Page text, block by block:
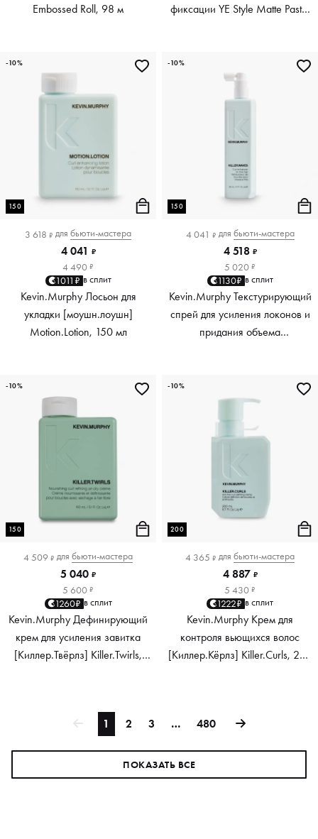
Embossed Roll, 98 м
фиксации YE Style Matte Paste,
150
3 618 ₽ для бьюти-мастера
4 041 ₽
4 490 ₽
1011₽ в сплит
Kevin.Murphy Лосьон для
укладки [моушн.лоушн]
Motion.Lotion, 150 мл
-10%
150
4 041 ₽ для бьюти-мастера
4 518 ₽
5 020 ₽
1130₽ в сплит
Kevin.Murphy Текстурирующий
спрей для усиления локонов и
придания объема
-10%
150
4 509 ₽ для бьюти-мастера
5 040 ₽
5 600 ₽
1260₽ в сплит
Kevin.Murphy Дефинирующий
крем для усиления завитка
[Киллер.Твёрлз] Killer.Twirls,
-10%
200
4 365 ₽ для бьюти-мастера
4 887 ₽
5 430 ₽
1222₽ в сплит
Kevin.Murphy Крем для
контроля вьющихся волос
[Киллер.Кёрлз] Killer.Curls, 200
-10%
1 2 3 … 480
ПОКАЗАТЬ ВСЕ